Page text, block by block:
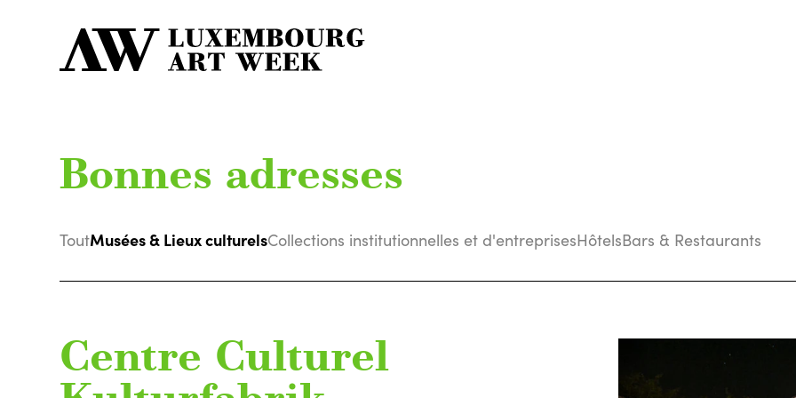
Bonnes adresses
ToutMusées & Lieux culturelsCollections institutionnelles et d'entreprisesHôtelsBars & Restaurants
Centre Culturel